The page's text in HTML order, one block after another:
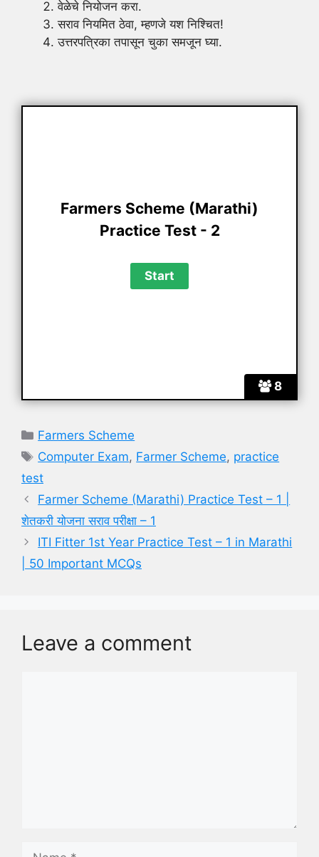
वेळेचे नियोजन करा.
सराव नियमित ठेवा, म्हणजे यश निश्चित!
उत्तरपत्रिका तपासून चुका समजून घ्या.
8
Farmers Scheme (Marathi)
Practice Test - 2
Categories
Farmers Scheme
Tags
Computer Exam, Farmer Scheme, practice
test
Farmer Scheme (Marathi) Practice Test – 1 |
शेतकरी योजना सराव परीक्षा – 1
ITI Fitter 1st Year Practice Test – 1 in Marathi
| 50 Important MCQs
Leave a comment